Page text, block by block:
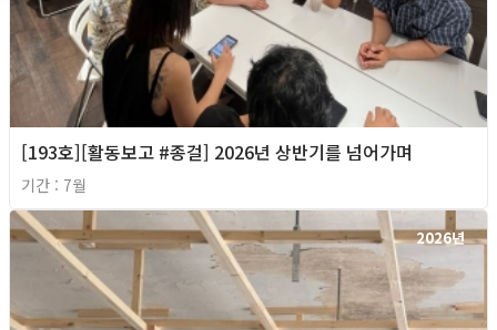
[193호][활동보고 #종걸] 2026년 상반기를 넘어가며
기간 : 7월
2026년